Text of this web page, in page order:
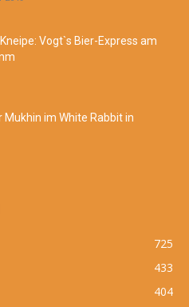
Vogt`s Bier-Express am
Mukhin im White Rabbit in
725
433
404